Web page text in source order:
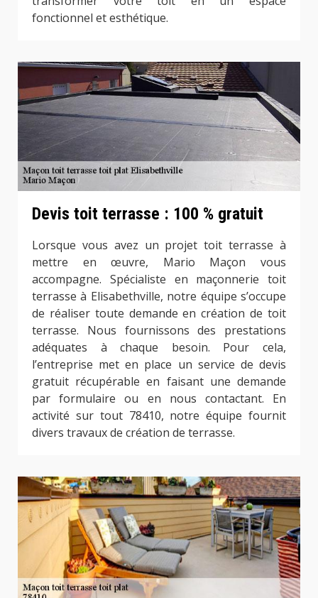
fonctionnel et esthétique.
Devis toit terrasse : 100 % gratuit
Lorsque vous avez un projet toit terrasse à
mettre en œuvre, Mario Maçon vous
accompagne. Spécialiste en maçonnerie toit
terrasse à Elisabethville, notre équipe s’occupe
de réaliser toute demande en création de toit
terrasse. Nous fournissons des prestations
adéquates à chaque besoin. Pour cela,
l’entreprise met en place un service de devis
gratuit récupérable en faisant une demande
par formulaire ou en nous contactant. En
activité sur tout 78410, notre équipe fournit
divers travaux de création de terrasse.